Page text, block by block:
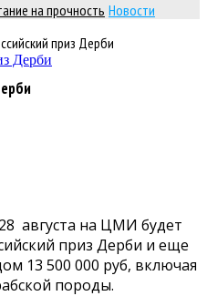
на прочность Новости
приз Дерби
августа на ЦМИ будет
приз Дерби и еще
13 500 000 руб, включая
породы.